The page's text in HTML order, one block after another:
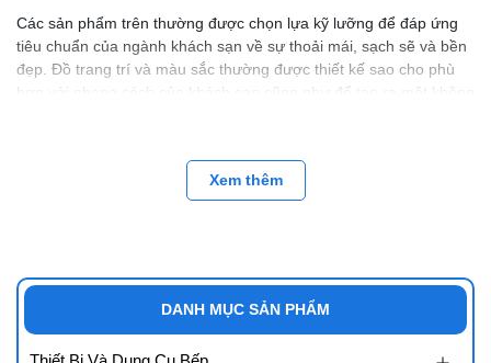
Các sản phẩm trên thường được chọn lựa kỹ lưỡng để đáp ứng
tiêu chuẩn của ngành khách sạn về sự thoải mái, sạch sẽ và bền
đẹp. Đồ trang trí và màu sắc thường được thiết kế sao cho phù
hợp với phong cách của khách sạn cũng như để tạo ra một không
YẾU DÀNH CHO KHÁCH SẠN - NHÀ HÀNG - BỆNH VIỆN
Showroom Đồ Dùng thiết bị tại Nha trang: Đường số 3, khu Đô thị
Hà quang 2, Nha Trang, Khánh Hòa
Xem thêm
DANH MỤC SẢN PHẨM